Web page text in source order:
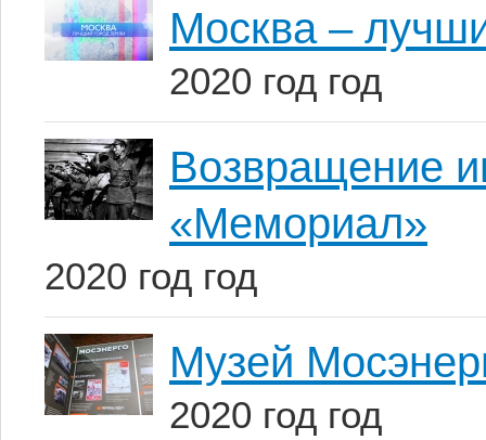
Москва –
2020 год год
Возвращение
«Мемориал»
2020 год год
Музей
2020 год год